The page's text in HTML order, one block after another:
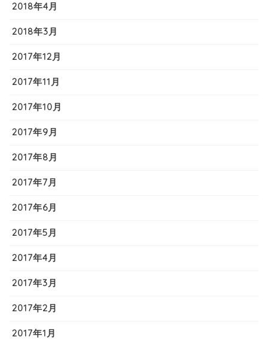
2018年4月
2018年3月
2017年12月
2017年11月
2017年10月
2017年9月
2017年8月
2017年7月
2017年6月
2017年5月
2017年4月
2017年3月
2017年2月
2017年1月